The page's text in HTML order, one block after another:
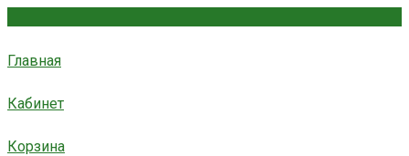
Главная
Кабинет
Корзина